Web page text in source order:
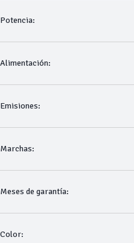
Potencia:
Alimentación:
Emisiones:
Marchas:
Meses de garantía:
Color: